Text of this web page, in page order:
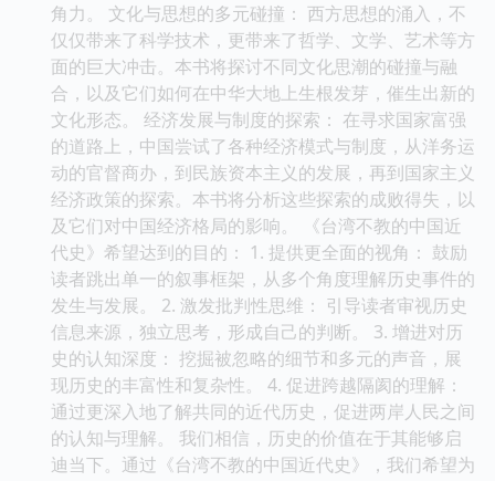
角力。 文化与思想的多元碰撞： 西方思想的涌入，不
仅仅带来了科学技术，更带来了哲学、文学、艺术等方
面的巨大冲击。本书将探讨不同文化思潮的碰撞与融
合，以及它们如何在中华大地上生根发芽，催生出新的
文化形态。 经济发展与制度的探索： 在寻求国家富强
的道路上，中国尝试了各种经济模式与制度，从洋务运
动的官督商办，到民族资本主义的发展，再到国家主义
经济政策的探索。本书将分析这些探索的成败得失，以
及它们对中国经济格局的影响。 《台湾不教的中国近
代史》希望达到的目的： 1. 提供更全面的视角： 鼓励
读者跳出单一的叙事框架，从多个角度理解历史事件的
发生与发展。 2. 激发批判性思维： 引导读者审视历史
信息来源，独立思考，形成自己的判断。 3. 增进对历
史的认知深度： 挖掘被忽略的细节和多元的声音，展
现历史的丰富性和复杂性。 4. 促进跨越隔阂的理解：
通过更深入地了解共同的近代历史，促进两岸人民之间
的认知与理解。 我们相信，历史的价值在于其能够启
迪当下。通过《台湾不教的中国近代史》，我们希望为